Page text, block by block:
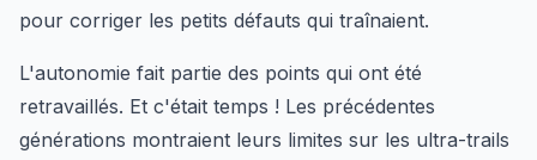
pour corriger les petits défauts qui traînaient.
L'autonomie fait partie des points qui ont été
retravaillés. Et c'était temps ! Les précédentes
générations montraient leurs limites sur les ultra-trails